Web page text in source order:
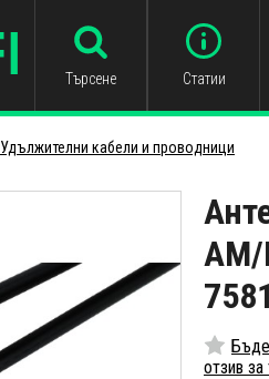
Търсене Статии
Удължителни кабели и проводници
AM/
отзив